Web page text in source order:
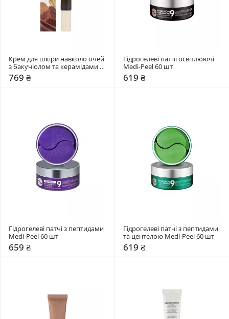
Крем для шкіри навколо очей
з бакучіолом та керамідами
SKIN1004 20 мл
769 ₴
Гідрогелеві патчі освітлюючі
Medi-Peel 60 шт
619 ₴
Гідрогелеві патчі з пептидами
Medi-Peel 60 шт
659 ₴
Гідрогелеві патчі з пептидами
та центелою Medi-Peel 60 шт
619 ₴